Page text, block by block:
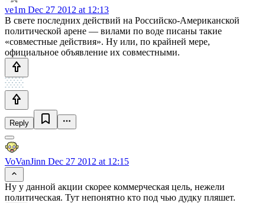
ve1m Dec 27 2012 at 12:13
В свете последних действий на Российско-Американской
политической арене — вилами по воде писаны такие
«совместные действия». Ну или, по крайней мере,
официальное объявление их совместными.
Reply
VoVanJinn Dec 27 2012 at 12:15
Ну у данной акции скорее коммерческая цель, нежели
политическая. Тут непонятно кто под чью дудку пляшет.